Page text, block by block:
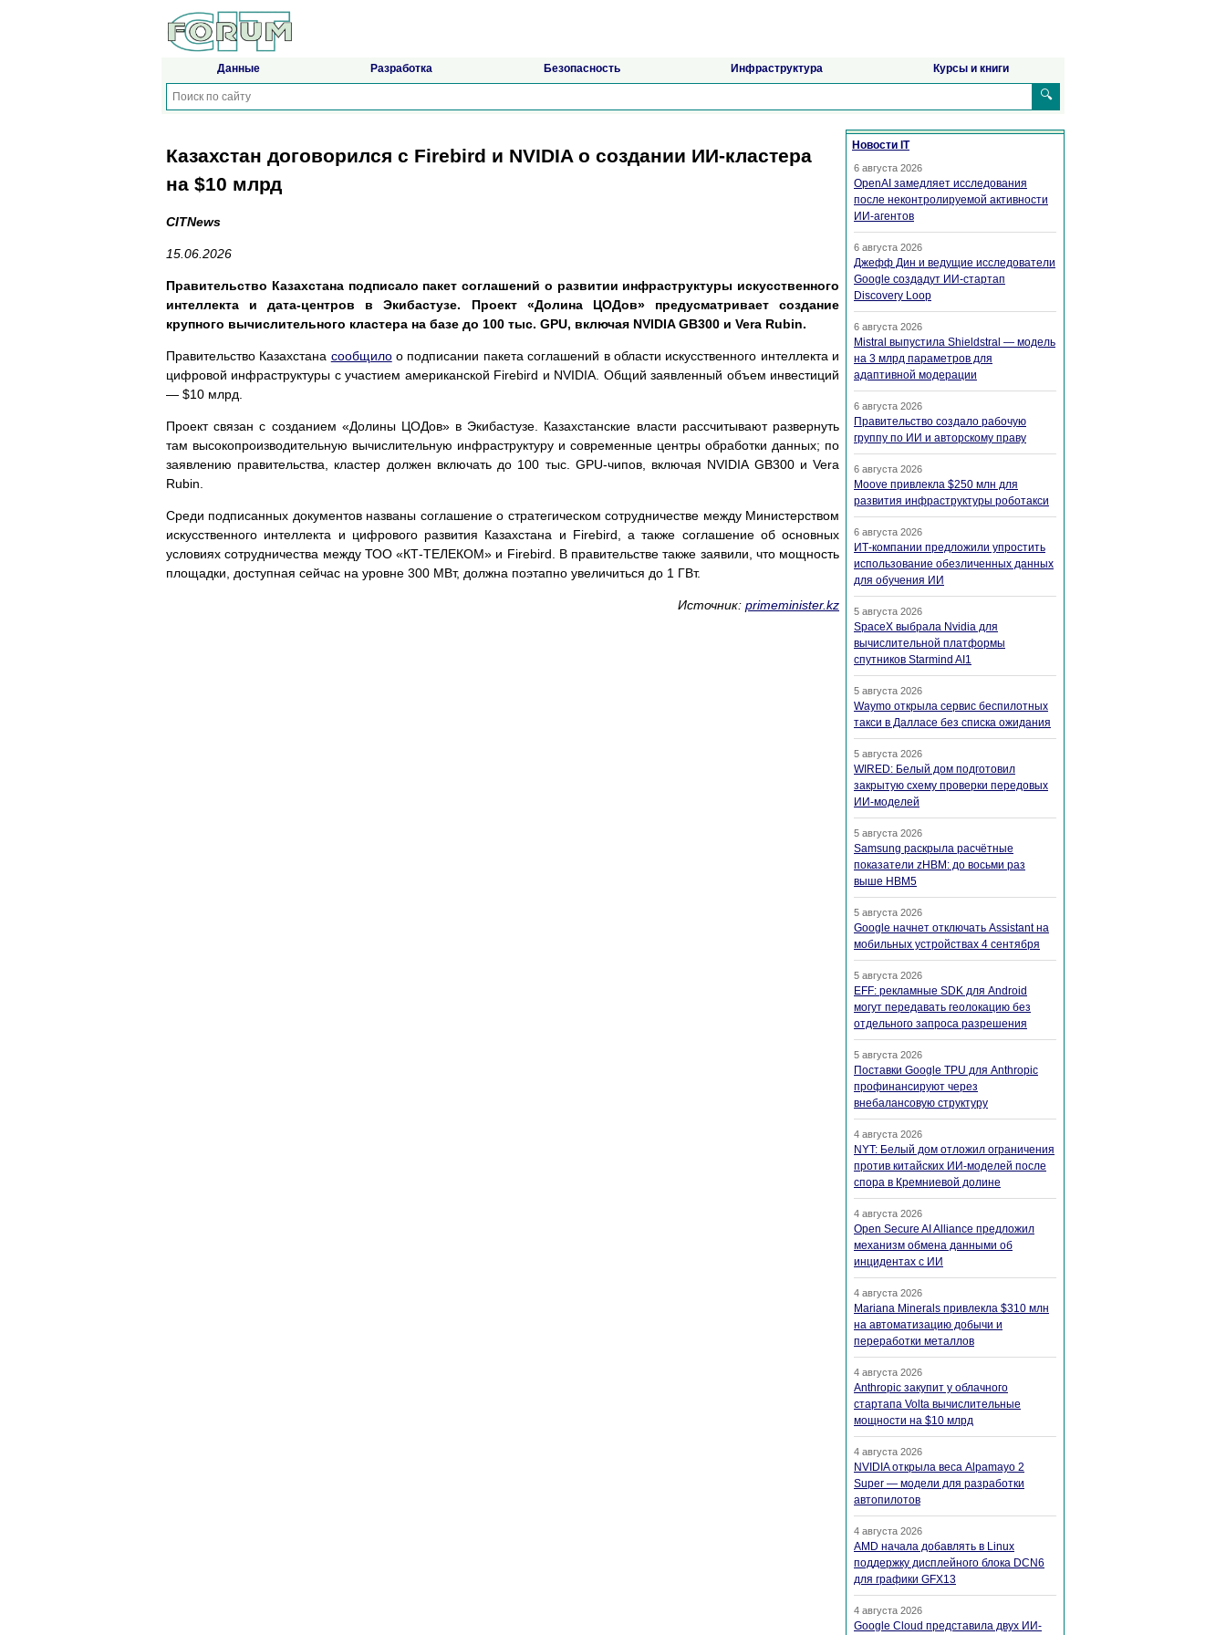
Данные Разработка Безопасность Инфраструктура Курсы и книги
🔍
Казахстан договорился с Firebird и NVIDIA о создании ИИ-кластера
на $10 млрд
CITNews
15.06.2026
Правительство Казахстана подписало пакет соглашений о развитии инфраструктуры искусственного
интеллекта и дата-центров в Экибастузе. Проект «Долина ЦОДов» предусматривает создание
крупного вычислительного кластера на базе до 100 тыс. GPU, включая NVIDIA GB300 и Vera Rubin.
Правительство Казахстана сообщилоо подписании пакета соглашений в области искусственного интеллекта и
цифровой инфраструктуры с участием американской Firebird и NVIDIA. Общий заявленный объем инвестиций
— $10 млрд.
Проект связан с созданием «Долины ЦОДов» в Экибастузе. Казахстанские власти рассчитывают развернуть
там высокопроизводительную вычислительную инфраструктуру и современные центры обработки данных; по
заявлению правительства, кластер должен включать до 100 тыс. GPU-чипов, включая NVIDIA GB300 и Vera
Rubin.
Среди подписанных документов названы соглашение о стратегическом сотрудничестве между Министерством
искусственного интеллекта и цифрового развития Казахстана и Firebird, а также соглашение об основных
условиях сотрудничества между ТОО «КТ-ТЕЛЕКОМ» и Firebird. В правительстве также заявили, что мощность
площадки, доступная сейчас на уровне 300 МВт, должна поэтапно увеличиться до 1 ГВт.
Источник: primeminister.kz
Новости IT
6 августа 2026
OpenAI замедляет исследования
после неконтролируемой активности
ИИ-агентов
6 августа 2026
Джефф Дин и ведущие исследователи
Google создадут ИИ-стартап
Discovery Loop
6 августа 2026
Mistral выпустила Shieldstral — модель
на 3 млрд параметров для
адаптивной модерации
6 августа 2026
Правительство создало рабочую
группу по ИИ и авторскому праву
6 августа 2026
Moove привлекла $250 млн для
развития инфраструктуры роботакси
6 августа 2026
ИТ-компании предложили упростить
использование обезличенных данных
для обучения ИИ
5 августа 2026
SpaceX выбрала Nvidia для
вычислительной платформы
спутников Starmind AI1
5 августа 2026
Waymo открыла сервис беспилотных
такси в Далласе без списка ожидания
5 августа 2026
WIRED: Белый дом подготовил
закрытую схему проверки передовых
ИИ-моделей
5 августа 2026
Samsung раскрыла расчётные
показатели zHBM: до восьми раз
выше HBM5
5 августа 2026
Google начнет отключать Assistant на
мобильных устройствах 4 сентября
5 августа 2026
EFF: рекламные SDK для Android
могут передавать геолокацию без
отдельного запроса разрешения
5 августа 2026
Поставки Google TPU для Anthropic
профинансируют через
внебалансовую структуру
4 августа 2026
NYT: Белый дом отложил ограничения
против китайских ИИ-моделей после
спора в Кремниевой долине
4 августа 2026
Open Secure AI Alliance предложил
механизм обмена данными об
инцидентах с ИИ
4 августа 2026
Mariana Minerals привлекла $310 млн
на автоматизацию добычи и
переработки металлов
4 августа 2026
Anthropic закупит у облачного
стартапа Volta вычислительные
мощности на $10 млрд
4 августа 2026
NVIDIA открыла веса Alpamayo 2
Super — модели для разработки
автопилотов
4 августа 2026
AMD начала добавлять в Linux
поддержку дисплейного блока DCN6
для графики GFX13
4 августа 2026
Google Cloud представила двух ИИ-